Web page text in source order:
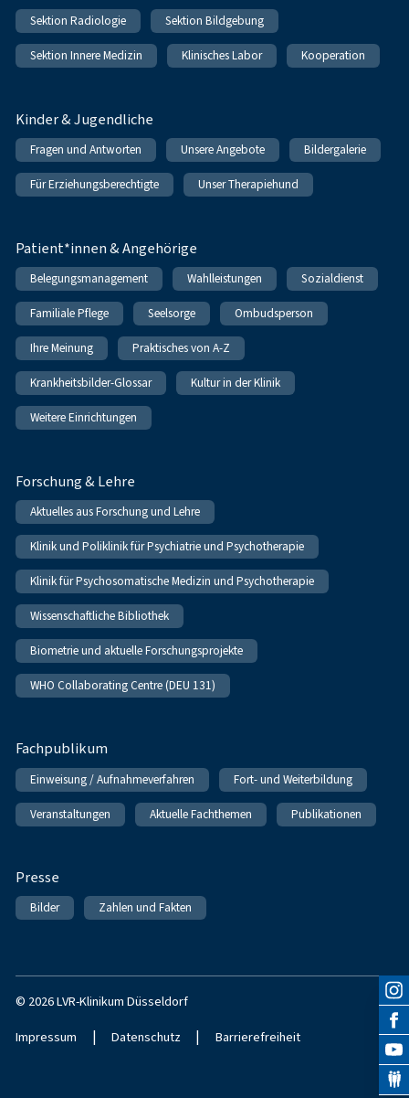
Sektion Radiologie Sektion Bildgebung
Sektion Innere Medizin Klinisches Labor Kooperation
Kinder & Jugendliche
Fragen und Antworten Unsere Angebote Bildergalerie
Für Erziehungsberechtigte Unser Therapiehund
Patient*innen & Angehörige
Belegungsmanagement Wahlleistungen Sozialdienst
Familiale Pflege Seelsorge Ombudsperson
Ihre Meinung Praktisches von A-Z
Krankheitsbilder-Glossar Kultur in der Klinik
Weitere Einrichtungen
Forschung & Lehre
Aktuelles aus Forschung und Lehre
Klinik und Poliklinik für Psychiatrie und Psychotherapie
Klinik für Psychosomatische Medizin und Psychotherapie
Wissenschaftliche Bibliothek
Biometrie und aktuelle Forschungsprojekte
WHO Collaborating Centre (DEU 131)
Fachpublikum
Einweisung / Aufnahmeverfahren Fort- und Weiterbildung
Veranstaltungen Aktuelle Fachthemen Publikationen
Presse
Bilder Zahlen und Fakten
© 2026 LVR-Klinikum Düsseldorf
Impressum | Datenschutz | Barrierefreiheit